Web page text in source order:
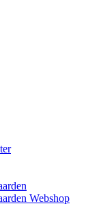
Webshop